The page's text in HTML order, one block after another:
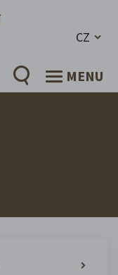
CZ
MENU